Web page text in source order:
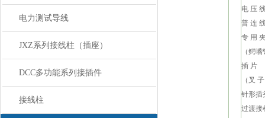
电力测试导线
JXZ系列接线柱（插座）
DCC多功能系列接插件
接线柱
电 压
普 连
专 用
（鳄
插 片
（叉
针形插
过渡接